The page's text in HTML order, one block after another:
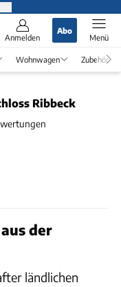
Anmelden
Abo
Menü
Wohnwagen Zubehör
Ribbeck
der
ländlichen